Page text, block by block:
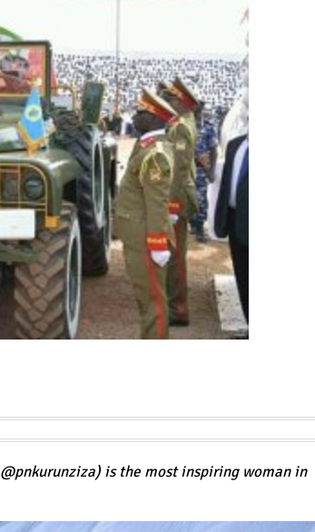
@pnkurunziza) is the most inspiring woman in